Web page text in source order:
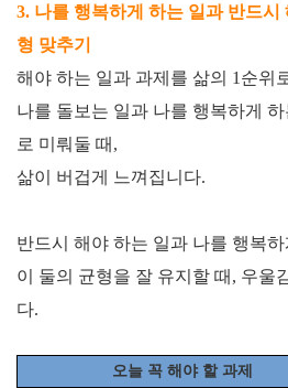
3. 나를 행복하게 하는 일과 반드시
형 맞추기
해야 하는 일과 과제를 삶의 1 순위
나를 돌보는 일과 나를 행복하게
로 미뤄둘 때 ,
삶이 버겁게 느껴집니다.
반드시 해야 하는 일과 나를 행복하
이 둘의 균형을 잘 유지할 때 , 우울
다.
오늘 꼭 해야 할 과제